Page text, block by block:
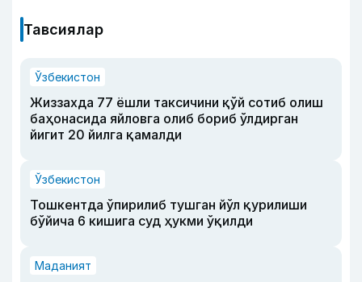
Тавсиялар
Ўзбекистон
Жиззахда 77 ёшли таксичини қўй сотиб олиш
баҳонасида яйловга олиб бориб ўлдирган
йигит 20 йилга қамалди
Ўзбекистон
Тошкентда ўпирилиб тушган йўл қурилиши
бўйича 6 кишига суд ҳукми ўқилди
Маданият